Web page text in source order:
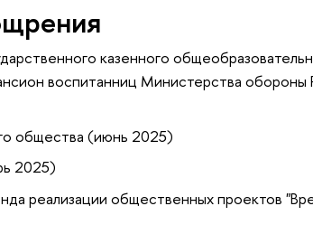
казенного
воспитанниц Министерства обороны
общества (июнь 2025)
2025)
реализации общественных проектов